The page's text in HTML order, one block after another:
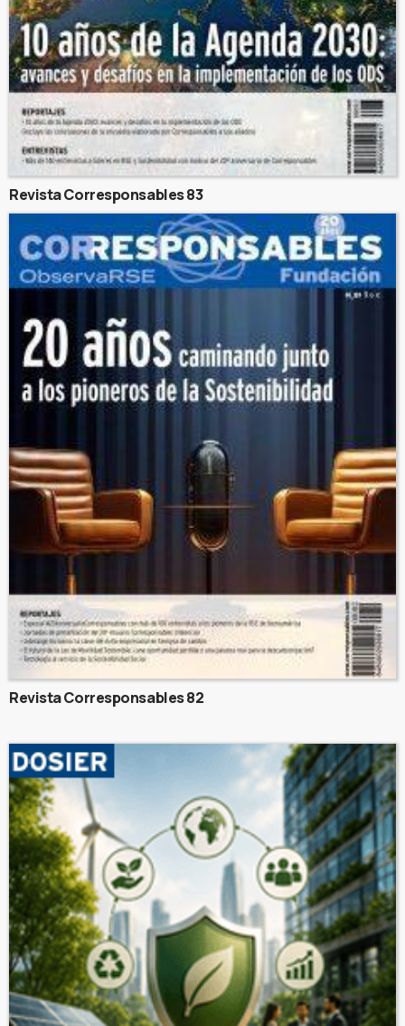
Revista Corresponsables 83
Revista Corresponsables 82